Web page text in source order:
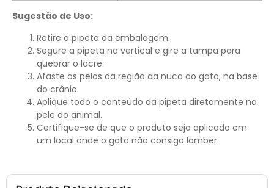
Sugestão de Uso:
Retire a pipeta da embalagem.
Segure a pipeta na vertical e gire a tampa para
quebrar o lacre.
Afaste os pelos da região da nuca do gato, na base
do crânio.
Aplique todo o conteúdo da pipeta diretamente na
pele do animal.
Certifique-se de que o produto seja aplicado em
um local onde o gato não consiga lamber.